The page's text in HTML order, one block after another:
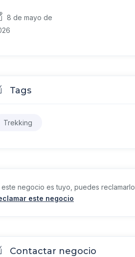
8 de mayo de
Tags
Trekking
este negocio es tuyo, puedes reclamarlo
este negocio
Contactar negocio